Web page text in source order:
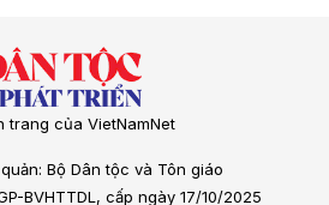
trang của VietNamNet
Bộ Dân tộc và Tôn giáo
BVHTTDL, cấp ngày 17/10/2025